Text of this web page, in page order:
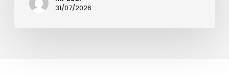
31/07/2026